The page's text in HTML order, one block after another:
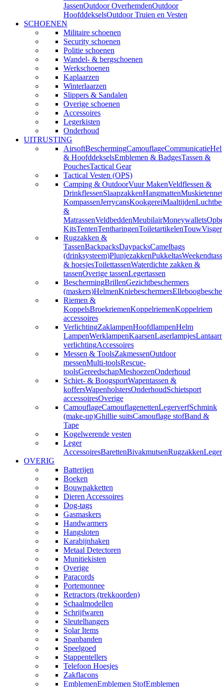
JassenOutdoor OverhemdenOutdoor
HoofddekselsOutdoor Truien en Vesten
SCHOENEN
Militaire schoenen
Security schoenen
Politie schoenen
Wandel- & bergschoenen
Werkschoenen
Kaplaarzen
Winterlaarzen
Slippers & Sandalen
Overige schoenen
Accessoires
Legerkisten
Onderhoud
UITRUSTING
AirsoftBeschermingCamouflageCommunicatie
& HoofddekselsEmblemen & BadgesTassen &
PouchesTactical Gear
Tactical Vesten (OPS)
Camping & OutdoorVuur MakenVeldflessen &
DrinkflessenSlaapzakkenHangmatten
KompassenJerrycansKookgereiMaaltijden
&
MatrassenVeldbeddenMeubilairMoneywallets
KitsTentenTentharingenToiletartikelenTouw
Rugzakken &
TassenBackpacksDaypacksCamelbags
(drinksysteem)PlunjezakkenPukkeltas
& hoesjesToilettassenWaterdichte zakken &
tassenOverige tassenLegertassen
BeschermingBrillenGezichtbeschermers
(maskers)HelmenKniebeschermers
Riemen &
KoppelsBroekriemenKoppelriemenKoppelriem
accessoires
VerlichtingZaklampenHoofdlampenHelm
LampenWerklampenKaarsenLaserlampjes
verlichtingAccessoires
Messen & ToolsZakmessenOutdoor
messenMulti-toolsRescue-
toolsGereedschapMeshoezenOnderhoud
Schiet- & BoogsportWapentassen &
koffersWapenholstersOnderhoudSchietsport
accessoiresOverige
CamouflageCamouflagenettenLegerverfSchmink
(make-up)Ghillie suitsCamouflage stofBand &
Tape
Kogelwerende vesten
Leger
AccessoiresBarettenBivakmutsenRugzakken
OVERIG
Batterijen
Boeken
Bouwpakketten
Dieren Accessoires
Dog-tags
Gasmaskers
Handwarmers
Hangsloten
Karabijnhaken
Metaal Detectoren
Munitiekisten
Overige
Paracords
Portemonnee
Retractors (trekkoorden)
Schaalmodellen
Schrijfwaren
Sleutelhangers
Solar Items
Spanbanden
Speelgoed
Stappentellers
Telefoon Hoesjes
Zakflacons
EmblemenEmblemen StofEmblemen